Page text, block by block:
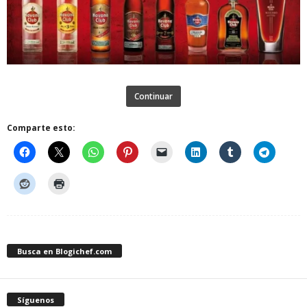
Continuar
Comparte esto:
Busca en Blogichef.com
Síguenos